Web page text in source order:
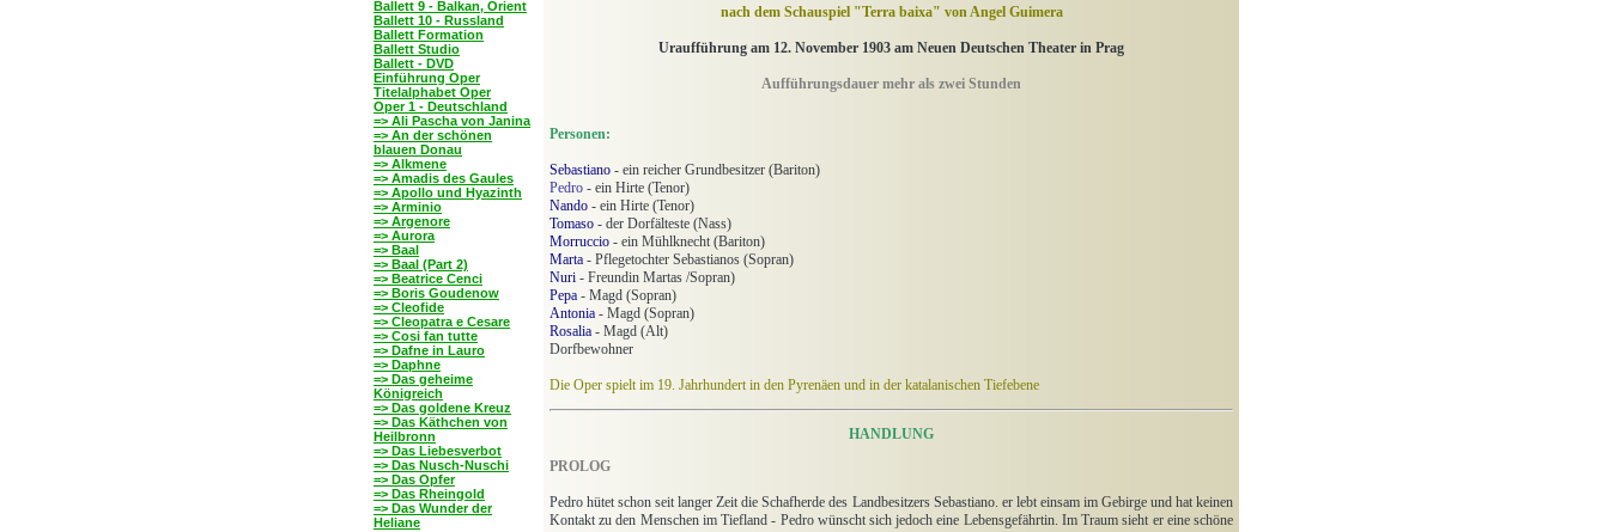
Ballett 9 - Balkan, Orient
Ballett 10 - Russland
Ballett Formation
Ballett Studio
Ballett - DVD
Einführung Oper
Titelalphabet Oper
Oper 1 - Deutschland
=> Ali Pascha von Janina
=> An der schönen
blauen Donau
=> Alkmene
=> Amadis des Gaules
=> Apollo und Hyazinth
=> Arminio
=> Argenore
=> Aurora
=> Baal
=> Baal (Part 2)
=> Beatrice Cenci
=> Boris Goudenow
=> Cleofide
=> Cleopatra e Cesare
=> Cosi fan tutte
=> Dafne in Lauro
=> Daphne
=> Das geheime
Königreich
=> Das goldene Kreuz
=> Das Käthchen von
Heilbronn
=> Das Liebesverbot
=> Das Nusch-Nuschi
=> Das Opfer
=> Das Rheingold
=> Das Wunder der
Heliane
nach dem Schauspiel "Terra baixa" von Angel Guimera
Uraufführung am 12. November 1903 am Neuen Deutschen Theater in Prag
Aufführungsdauer mehr als zwei Stunden
Personen:
Sebastiano - ein reicher Grundbesitzer (Bariton)
Pedro - ein Hirte (Tenor)
Nando - ein Hirte (Tenor)
Tomaso - der Dorfälteste (Nass)
Morruccio - ein Mühlknecht (Bariton)
Marta - Pflegetochter Sebastianos (Sopran)
Nuri - Freundin Martas /Sopran)
Pepa - Magd (Sopran)
Antonia - Magd (Sopran)
Rosalia - Magd (Alt)
Dorfbewohner
Die Oper spielt im 19. Jahrhundert in den Pyrenäen und in der katalanischen Tiefebene
HANDLUNG
PROLOG
Pedro hütet schon seit langer Zeit die Schafherde des Landbesitzers Sebastiano. er lebt einsam im Gebirge und hat keinen
Kontakt zu den Menschen im Tiefland - Pedro wünscht sich jedoch eine Lebensgefährtin. Im Traum sieht er eine schöne